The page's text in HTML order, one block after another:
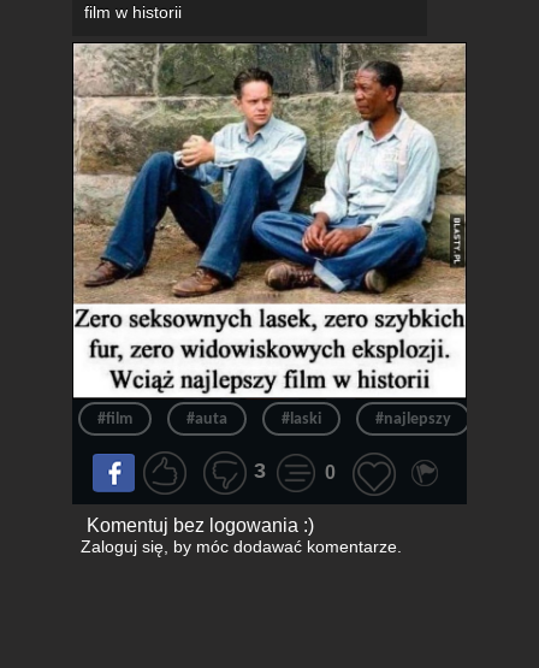
film w historii
#film #auta #laski #najlepszy
3 0
Komentuj bez logowania :)
Zaloguj się, by móc dodawać komentarze.